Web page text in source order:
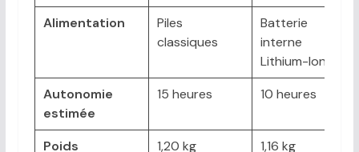
Alimentation
Piles
classiques
Batterie
interne
Lithium-Ion
Autonomie
estimée
15 heures 10 heures
Poids 1,20 kg
1,16 kg